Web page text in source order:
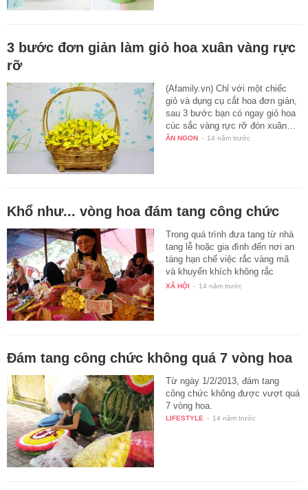
3 bước đơn giản làm giỏ hoa xuân vàng rực
rỡ
(Afamily.vn) Chỉ với một chiếc
giỏ và dụng cụ cắt hoa đơn giản,
sau 3 bước bạn có ngay giỏ hoa
cúc sắc vàng rực rỡ đón xuân…
ĂN NGON - 14 năm trước
Khổ như... vòng hoa đám tang công chức
Trong quá trình đưa tang từ nhà
tang lễ hoặc gia đình đến nơi an
táng hạn chế việc rắc vàng mã
và khuyến khích không rắc
vàng…
XÃ HỘI - 14 năm trước
Đám tang công chức không quá 7 vòng hoa
Từ ngày 1/2/2013, đám tang
công chức không được vượt quá
7 vòng hoa.
LIFESTYLE - 14 năm trước